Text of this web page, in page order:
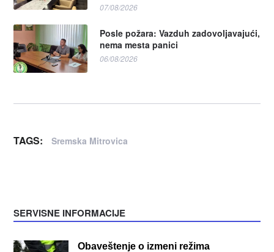
07/08/2026
Posle požara: Vazduh zadovoljavajući,
nema mesta panici
06/08/2026
TAGS: Sremska Mitrovica
SERVISNE INFORMACIJE
Obaveštenje o izmeni režima